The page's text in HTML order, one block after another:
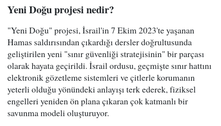
Yeni Doğu projesi nedir?
"Yeni Doğu" projesi, İsrail'in 7 Ekim 2023'te yaşanan
Hamas saldırısından çıkardığı dersler doğrultusunda
geliştirilen yeni "sınır güvenliği stratejisinin" bir parçası
olarak hayata geçirildi. İsrail ordusu, geçmişte sınır hattını
elektronik gözetleme sistemleri ve çitlerle korumanın
yeterli olduğu yönündeki anlayışı terk ederek, fiziksel
engelleri yeniden ön plana çıkaran çok katmanlı bir
savunma modeli oluşturuyor.